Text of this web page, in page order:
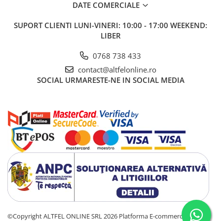
Periuta de Dinti
Produse Styling
Sampon pentru Barbati
Sampon Uscat
Tratament de Par
Vopsea de Par
Ingrijirea Picioarelor
Ingrijirea Tenului
Creme de Fata
Manichiura si Pedichiura
DATE COMERCIALE
SUPORT CLIENTI LUNI-VINERI: 10:00 - 17:00 WEEKEND:
LIBER
0768 738 433
contact@altfelonline.ro
SOCIAL URMARESTE-NE IN SOCIAL MEDIA
©Copyright ALTFEL ONLINE SRL 2026 Platforma E-commerce by